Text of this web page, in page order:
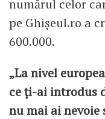
numărul celor
pe Ghișeul.ro a
600.000.
„La nivel
ce ți-ai introdus
nu mai ai nevoie